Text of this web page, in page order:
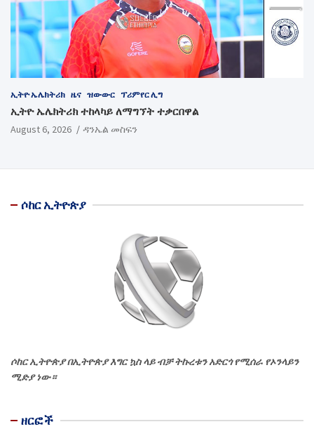
ኢትዮ ኤሌክትሪክ ዜና ዝውውር ፕሪምየር ሊግ
ኢትዮ ኤሌክትሪክ ተከላካይ ለማግኘት ተቃርበዋል
August 6, 2026 ዳንኤል መስፍን
ሶከር ኢትዮጵያ
ሶከር ኢትዮጵያ በኢትዮጵያ እግር ኳስ ላይ ብቻ ትኩረቱን አድርጎ የሚሰራ የኦንላይን
ሚድያ ነው።
ዘርፎች